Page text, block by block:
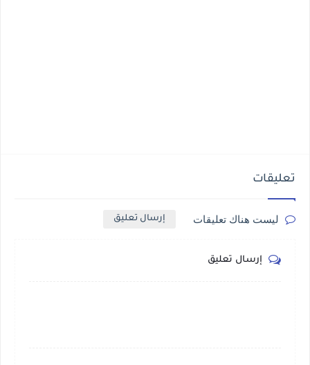
تعليقات
ليست هناك تعليقات إرسال تعليق
إرسال تعليق